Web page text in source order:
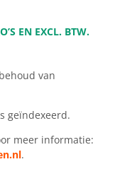
EN EXCL. BTW.
van
geïndexeerd.
meer informatie:
.